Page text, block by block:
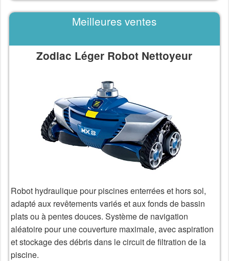
Meilleures ventes
Zodiac Léger Robot Nettoyeur
Robot hydraulique pour piscines enterrées et hors sol,
adapté aux revêtements variés et aux fonds de bassin
plats ou à pentes douces. Système de navigation
aléatoire pour une couverture maximale, avec aspiration
et stockage des débris dans le circuit de filtration de la
piscine.